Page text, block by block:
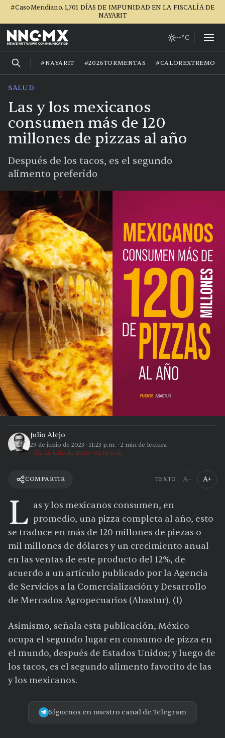
#CasoMeridiano. 1,701 DÍAS DE IMPUNIDAD EN LA FISCALÍA DE
NAYARIT
--°C
#NAYARIT #2026TORMENTAS #CALOREXTREMO
SALUD
Las y los mexicanos
consumen más de 120
millones de pizzas al año
Después de los tacos, es el segundo
alimento preferido
Julio Alejo
29 de junio de 2023 · 11:23 p.m. · 2 min de lectura
2 de julio de 2026 · 02:10 p.m.
COMPARTIR TEXTO A− A+
L as y los mexicanos consumen, en
promedio, una pizza completa al año, esto
se traduce en más de 120 millones de piezas o
mil millones de dólares y un crecimiento anual
en las ventas de este producto del 12%, de
acuerdo a un artículo publicado por la Agencia
de Servicios a la Comercialización y Desarrollo
de Mercados Agropecuarios (Abastur). (1)
Asimismo, señala esta publicación, México
ocupa el segundo lugar en consumo de pizza en
el mundo, después de Estados Unidos; y luego de
los tacos, es el segundo alimento favorito de las
y los mexicanos.
Síguenos en nuestro canal de Telegram